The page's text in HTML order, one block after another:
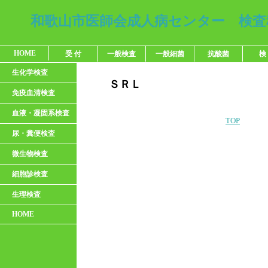
和歌山市医師会成人病センター 検
HOME 受 付 一般検査 一般細菌 抗酸菌 検
生化学検査
免疫血清検査
血液・凝固系検査
尿・糞便検査
微生物検査
細胞診検査
生理検査
HOME
ＳＲＬ
TOP